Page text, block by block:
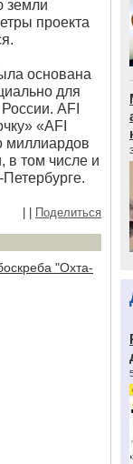
земли
проекта
основана
для
AFI
«AFI
миллиардов
в том числе и
Петербурге.
Поделиться
"Охта-